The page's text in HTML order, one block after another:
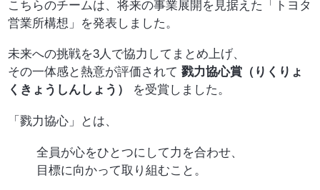
こちらのチームは、将来の事業展開を見据えた「トヨタ
営業所構想」を発表しました。
未来への挑戦を3人で協力してまとめ上げ、
その一体感と熱意が評価されて戮力協心賞（りくりょ
くきょうしんしょう）
を受賞しました。
「戮力協心」とは、
全員が心をひとつにして力を合わせ、
目標に向かって取り組むこと。